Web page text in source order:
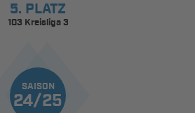
5. PLATZ
103 Kreisliga 3
SAISON
24/25